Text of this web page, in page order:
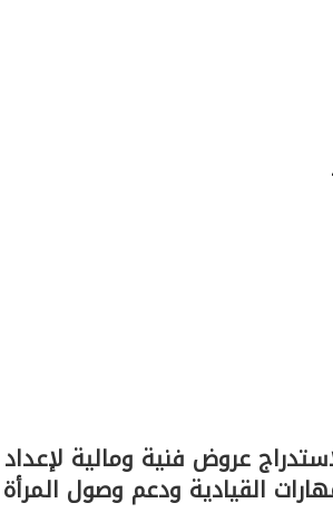
عروض فنية ومالية لإعداد
القيادية ودعم وصول